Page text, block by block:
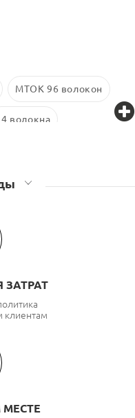
МТОК 96 волокон
волокна
клиентам